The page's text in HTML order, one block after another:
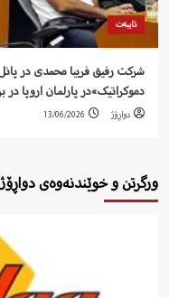
تایبەت
شرکت رفيق فریبا محمدی در
دموکراتیک»در پارلمان اروپا
دواڕۆژ 13/06/2026
ورگرتن و خوێندنەوەی دواڕۆژ